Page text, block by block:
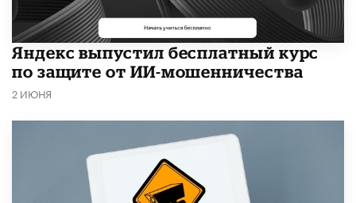
​Яндекс выпустил бесплатный курс
по защите от ИИ-мошенничества
2 ИЮНЯ